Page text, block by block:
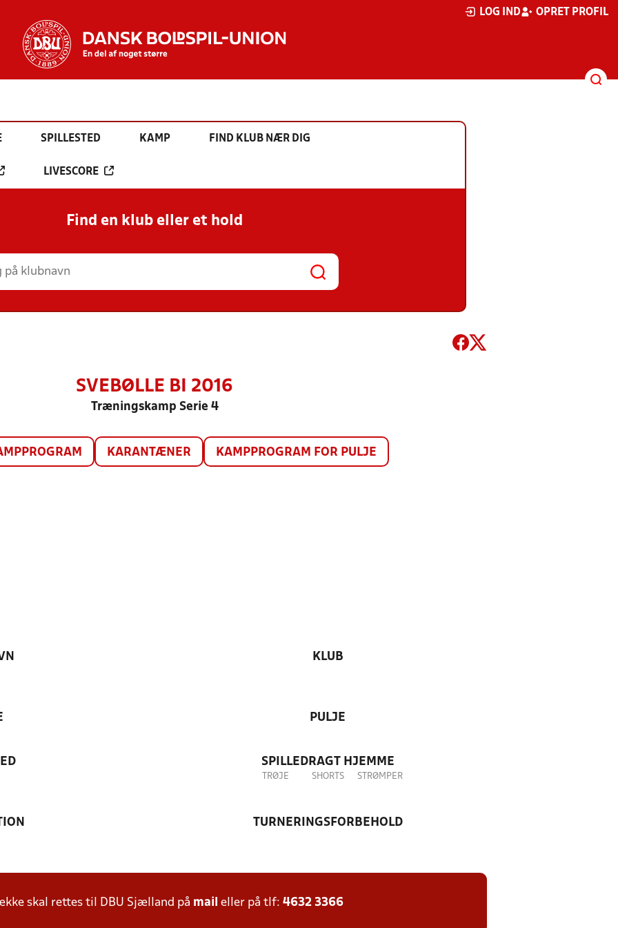
LOG IND OPRET PROFIL
SPILLESTED KAMP FIND KLUB NÆR DIG
LIVESCORE
Find en klub eller et hold
SVEBØLLE BI 2016
Træningskamp Serie 4
KARANTÆNER KAMPPROGRAM FOR PULJE
KLUB
PULJE
SPILLEDRAGT HJEMME
TRØJE SHORTS STRØMPER
TURNERINGSFORBEHOLD
skal rettes til DBU Sjælland på mail eller på tlf: 4632 3366